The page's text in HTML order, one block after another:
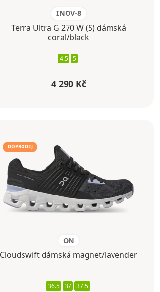
INOV-8
Terra Ultra G 270 W (S) dámská
coral/black
4.5 5
4 290 Kč
DOPRODEJ
ON
Cloudswift dámská magnet/lavender
36.5 37 37.5